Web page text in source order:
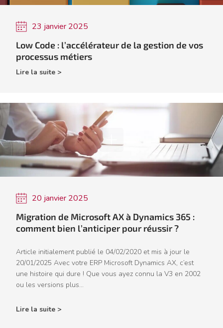
23 janvier 2025
Low Code : l’accélérateur de la gestion de vos
processus métiers
Lire la suite >
20 janvier 2025
Migration de Microsoft AX à Dynamics 365 :
comment bien l’anticiper pour réussir ?
Article initialement publié le 04/02/2020 et mis à jour le
20/01/2025 Avec votre ERP Microsoft Dynamics AX, c’est
une histoire qui dure ! Que vous ayez connu la V3 en 2002
ou les versions plus...
Lire la suite >